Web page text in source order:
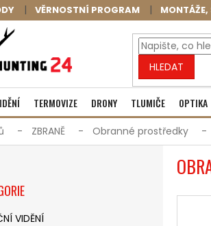
VĚRNOSTNÍ PROGRAM MONTÁŽE,
HLEDAT
TERMOVIZE DRONY TLUMIČE OPTIKA
ZBRANĚ Obranné prostředky
VIDĚNÍ